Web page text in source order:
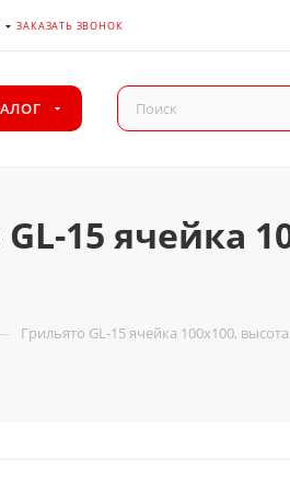
ЗАКАЗАТЬ ЗВОНОК
15 ячейка
Грильято GL-15 ячейка 100x100,